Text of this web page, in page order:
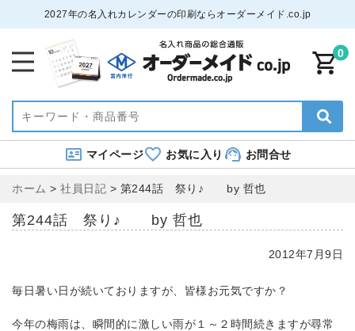
2027年の名入れカレンダーの印刷ならオーダーメイド.co.jp
0
マイページ お気に入り お問合せ
ホーム > 社員日記 > 第244話 祭り♪ by 哲也
第244話 祭り♪ by 哲也
2012年7月9日
毎日暑い日が続いておりますが、皆様お元気ですか？
今年の梅雨は、瞬間的に激しい雨が１～２時間続きますが尋常